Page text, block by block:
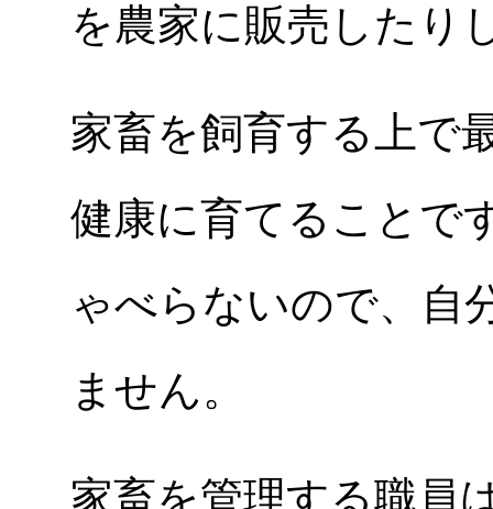
を農家に販売したり
家畜を飼育する上で
健康に育てることで
ゃべらないので、自
ません。
家畜を管理する職員